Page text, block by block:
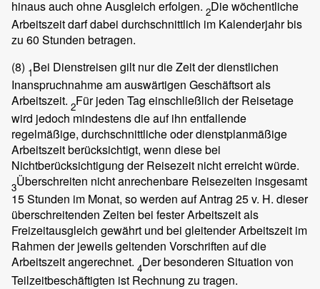
hinaus auch ohne Ausgleich erfolgen. 2Die wöchentliche
Arbeitszeit darf dabei durchschnittlich im Kalenderjahr bis
zu 60 Stunden betragen.
(8) 1Bei Dienstreisen gilt nur die Zeit der dienstlichen
Inanspruchnahme am auswärtigen Geschäftsort als
Arbeitszeit. 2Für jeden Tag einschließlich der Reisetage
wird jedoch mindestens die auf ihn entfallende
regelmäßige, durchschnittliche oder dienstplanmäßige
Arbeitszeit berücksichtigt, wenn diese bei
Nichtberücksichtigung der Reisezeit nicht erreicht würde.
3Überschreiten nicht anrechenbare Reisezeiten insgesamt
15 Stunden im Monat, so werden auf Antrag 25 v. H. dieser
überschreitenden Zeiten bei fester Arbeitszeit als
Freizeitausgleich gewährt und bei gleitender Arbeitszeit im
Rahmen der jeweils geltenden Vorschriften auf die
Arbeitszeit angerechnet. 4Der besonderen Situation von
Teilzeitbeschäftigten ist Rechnung zu tragen.